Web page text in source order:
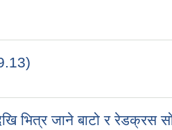
जाने बाटो र रेडक्रस